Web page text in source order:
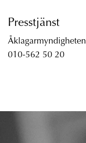
Presstjänst
010-562 50 20